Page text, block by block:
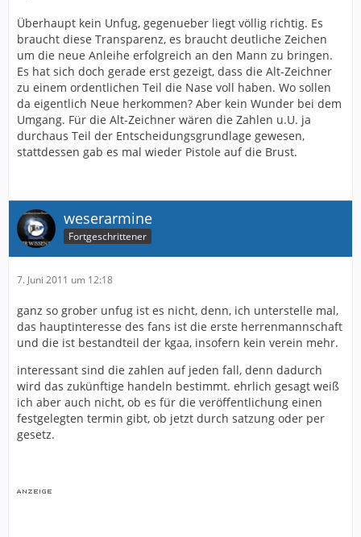
Überhaupt kein Unfug, gegenueber liegt völlig richtig. Es
braucht diese Transparenz, es braucht deutliche Zeichen
um die neue Anleihe erfolgreich an den Mann zu bringen.
Es hat sich doch gerade erst gezeigt, dass die Alt-Zeichner
zu einem ordentlichen Teil die Nase voll haben. Wo sollen
da eigentlich Neue herkommen? Aber kein Wunder bei dem
Umgang. Für die Alt-Zeichner wären die Zahlen u.U. ja
durchaus Teil der Entscheidungsgrundlage gewesen,
stattdessen gab es mal wieder Pistole auf die Brust.
weserarmine
Fortgeschrittener
7. Juni 2011 um 12:18
ganz so grober unfug ist es nicht, denn, ich unterstelle mal,
das hauptinteresse des fans ist die erste herrenmannschaft
und die ist bestandteil der kgaa, insofern kein verein mehr.
interessant sind die zahlen auf jeden fall, denn dadurch
wird das zukünftige handeln bestimmt. ehrlich gesagt weiß
ich aber auch nicht, ob es für die veröffentlichung einen
festgelegten termin gibt, ob jetzt durch satzung oder per
gesetz.